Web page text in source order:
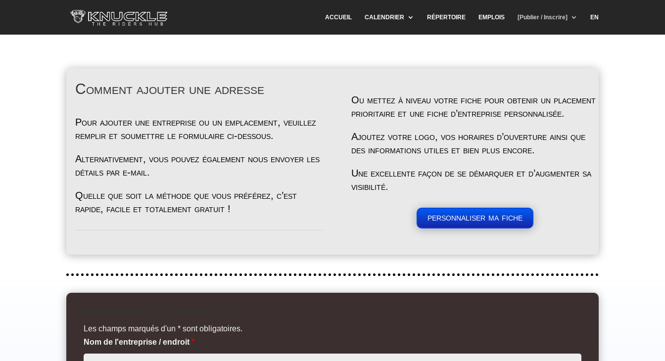
ACCUEIL CALENDRIER RÉPERTOIRE EMPLOIS [Publier / Inscrire] EN
Comment ajouter une adresse
Pour ajouter une entreprise ou un emplacement, veuillez
remplir et soumettre le formulaire ci-dessous.
Alternativement, vous pouvez également nous envoyer les
détails par e-mail.
Quelle que soit la méthode que vous préférez, c’est
rapide, facile et totalement gratuit !
Ou mettez à niveau votre fiche pour obtenir un placement
prioritaire et une fiche d’entreprise personnalisée.
Ajoutez votre logo, vos horaires d’ouverture ainsi que
des informations utiles et bien plus encore.
Une excellente façon de se démarquer et d’augmenter sa
visibilité.
personnaliser ma fiche
Les champs marqués d'un * sont obligatoires.
Nom de l'entreprise / endroit *